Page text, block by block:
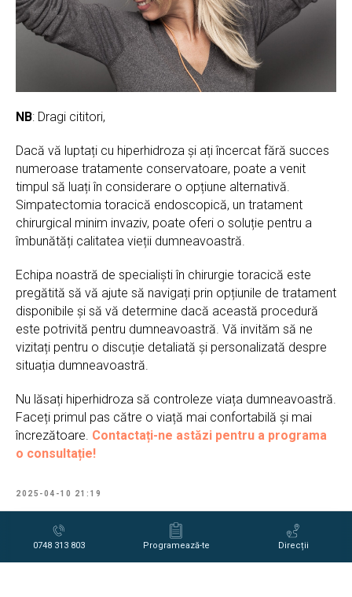
NB: Dragi cititori,
Dacă vă luptați cu hiperhidroza și ați încercat fără succes
numeroase tratamente conservatoare, poate a venit
timpul să luați în considerare o opțiune alternativă.
Simpatectomia toracică endoscopică, un tratament
chirurgical minim invaziv, poate oferi o soluție pentru a
îmbunătăți calitatea vieții dumneavoastră.
Echipa noastră de specialiști în chirurgie toracică este
pregătită să vă ajute să navigați prin opțiunile de tratament
disponibile și să vă determine dacă această procedură
este potrivită pentru dumneavoastră. Vă invităm să ne
vizitați pentru o discuție detaliată și personalizată despre
situația dumneavoastră.
Nu lăsați hiperhidroza să controleze viața dumneavoastră.
Faceți primul pas către o viață mai confortabilă și mai
încrezătoare. Contactați-ne astăzi pentru a programa
o consultație!
2025-04-10 21:19
0748 313 803 Programează-te Direcții